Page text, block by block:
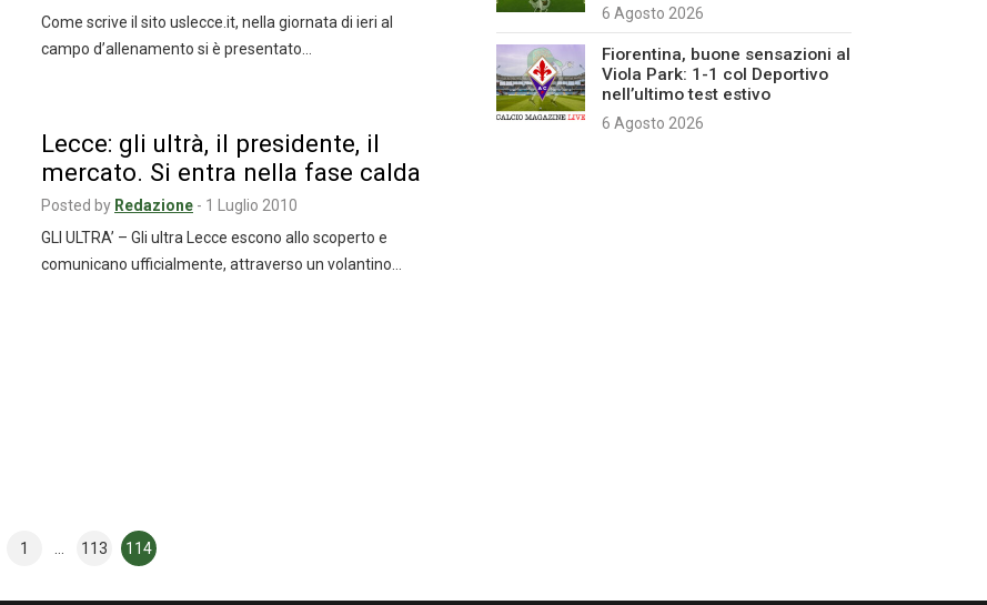
Come scrive il sito uslecce.it, nella giornata di ieri al
campo d’allenamento si è presentato…
Lecce: gli ultrà, il presidente, il
mercato. Si entra nella fase calda
Posted by Redazione - 1 Luglio 2010
GLI ULTRA’ – Gli ultra Lecce escono allo scoperto e
comunicano ufficialmente, attraverso un volantino…
1 113 114
6 Agosto 2026
Fiorentina, buone sensazioni al
Viola Park: 1-1 col Deportivo
nell’ultimo test estivo
6 Agosto 2026